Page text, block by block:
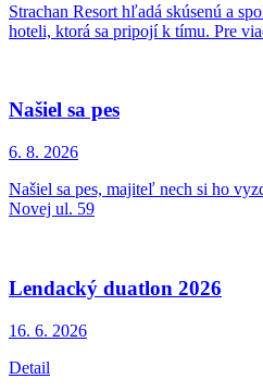
Strachan Resort hľadá skúsenú a
hoteli, ktorá sa pripojí k tímu. Pre
Našiel sa pes
6. 8. 2026
Našiel sa pes, majiteľ nech si ho
Novej ul. 59
Lendacký duatlon 2026
16. 6. 2026
Detail